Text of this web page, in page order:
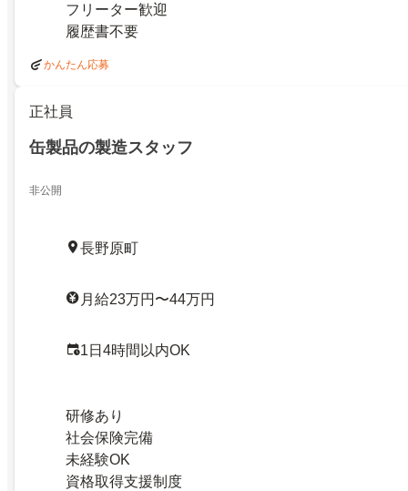
フリーター歓迎
履歴書不要
かんたん応募
正社員
缶製品の製造スタッフ
非公開
長野原町
月給23万円〜44万円
1日4時間以内OK
研修あり
社会保険完備
未経験OK
資格取得支援制度